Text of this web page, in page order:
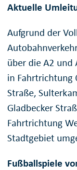
Aktuelle
Aufgrund der
über die A2 und
in Fahrtrichtung
Straße,
Gladbecker
Fahrtrichtung
Stadtgebiet
Fußballspiele